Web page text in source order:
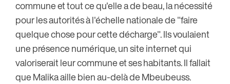
commune et tout ce qu'elle a de beau, la nécessité
pour les autorités à l'échelle nationale de "faire
quelque chose pour cette décharge". Ils voulaient
une présence numérique, un site internet qui
valoriserait leur commune et ses habitants. Il fallait
que Malika aille bien au-delà de Mbeubeuss.